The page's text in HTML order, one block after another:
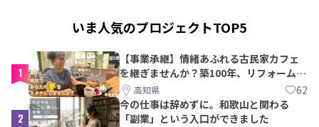
いま人気のプロジェクトTOP5
1
【事業承継】情緒あふれる古民家カフェ
を継ぎませんか？築100年、リフォームか
ら約10年！
高知県 62
2
今の仕事は辞めずに。和歌山と関わる
「副業」という入口ができました